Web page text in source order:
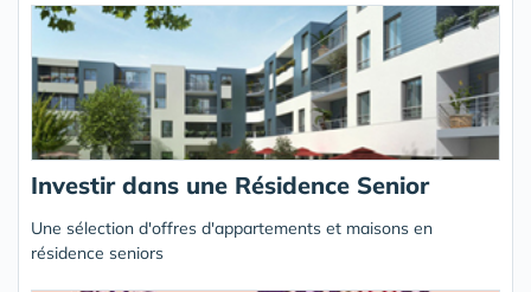
Investir dans une Résidence Senior
Une sélection d'offres d'appartements et maisons en
résidence seniors